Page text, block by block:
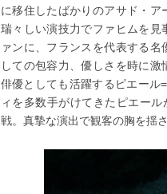
に移住したばかりのアサド・ア
瑞々しい演技力でファヒムを
ァンに、フランスを代表する
しての包容力、優しさを時に激
俳優としても活躍するピエール
ィを多数手がけてきたピエー
戦。真摯な演出で観客の胸を揺さ